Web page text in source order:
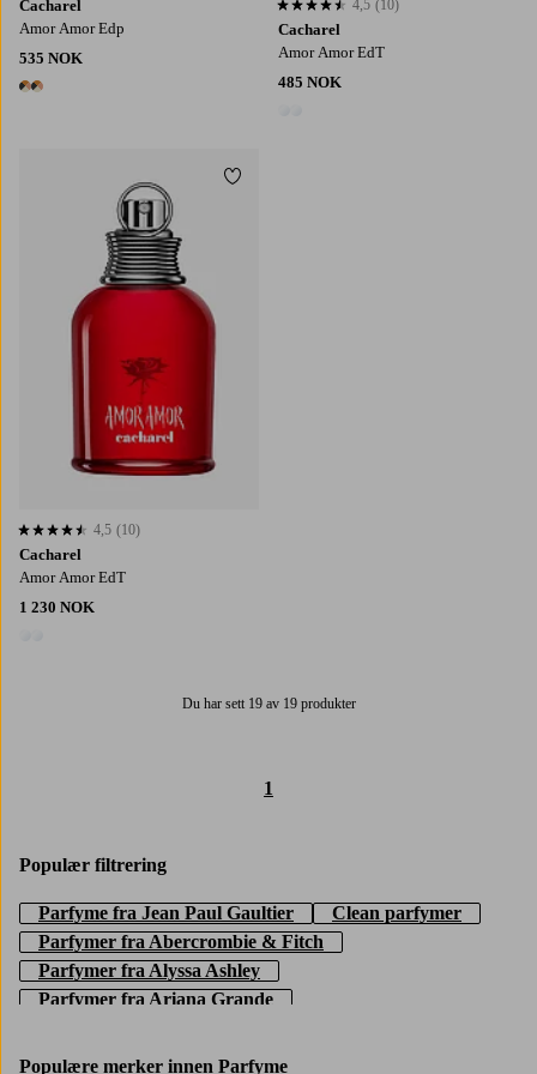
Cacharel
Amor Amor Edp
535 NOK
2 farger
Cacharel
Amor Amor EdT
485 NOK
4,5 basert på 10 karaktergivninger
4,5 (10)
Cacharel
Amor Amor EdT
1 230 NOK
4,5 basert på 10 karaktergivninger
4,5 (10)
Legg til favoritter
Du har sett 19 av 19 produkter
1
Populær filtrering
Parfyme fra Jean Paul Gaultier
Clean parfymer
Parfymer fra Abercrombie & Fitch
Parfymer fra Alyssa Ashley
Parfymer fra Ariana Grande
Parfymer fra Coach
Parfymer fra Elie Saab
Populære merker innen Parfyme